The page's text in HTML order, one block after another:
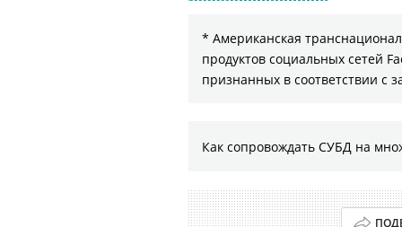
* Американская
продуктов социальных сетей
признанных в соответствии с
Как сопровождать СУБД на